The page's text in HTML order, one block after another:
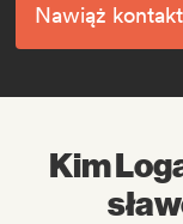
Nawiąż
Kim